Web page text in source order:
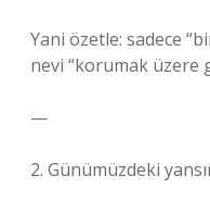
Yani özetle: sadece
nevi “korumak üzere
—
2. Günümüzdeki